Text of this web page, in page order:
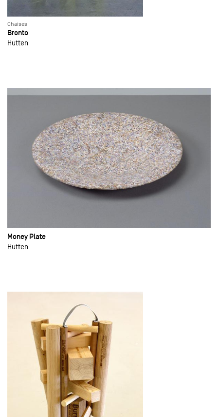
Chaises
Bronto
Hutten
Money Plate
Hutten